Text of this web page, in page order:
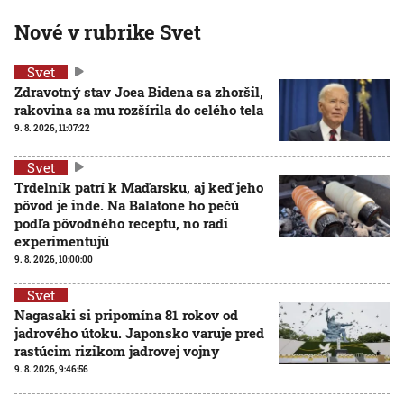
Nové v rubrike Svet
Svet
Zdravotný stav Joea Bidena sa zhoršil,
rakovina sa mu rozšírila do celého tela
9. 8. 2026, 11:07:22
Svet
Trdelník patrí k Maďarsku, aj keď jeho
pôvod je inde. Na Balatone ho pečú
podľa pôvodného receptu, no radi
experimentujú
9. 8. 2026, 10:00:00
Svet
Nagasaki si pripomína 81 rokov od
jadrového útoku. Japonsko varuje pred
rastúcim rizikom jadrovej vojny
9. 8. 2026, 9:46:56